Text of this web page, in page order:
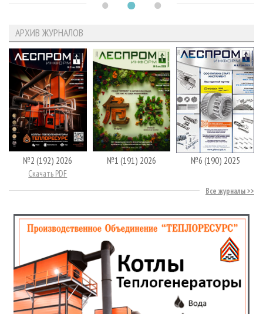
АРХИВ ЖУРНАЛОВ
№2 (192) 2026
Скачать PDF
№1 (191) 2026 №6 (190) 2025
Все журналы